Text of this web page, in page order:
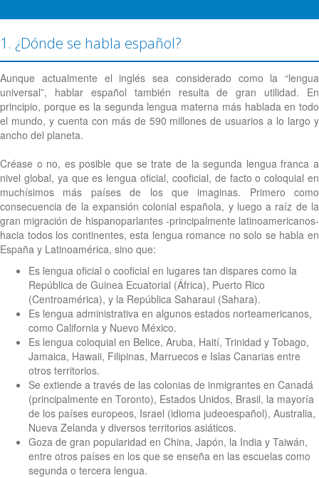
1. ¿Dónde se habla español?
Aunque actualmente el inglés sea considerado como la “lengua
universal”, hablar español también resulta de gran utilidad. En
principio, porque es la segunda lengua materna más hablada en todo
el mundo, y cuenta con más de 590 millones de usuarios a lo largo y
ancho del planeta.
Créase o no, es posible que se trate de la segunda lengua franca a
nivel global, ya que es lengua oficial, cooficial, de facto o coloquial en
muchísimos más países de los que imaginas. Primero como
consecuencia de la expansión colonial española, y luego a raíz de la
gran migración de hispanoparlantes -principalmente latinoamericanos-
hacia todos los continentes, esta lengua romance no solo se habla en
España y Latinoamérica, sino que:
Es lengua oficial o cooficial en lugares tan dispares como la
República de Guinea Ecuatorial (África), Puerto Rico
(Centroamérica), y la República Saharaui (Sahara).
Es lengua administrativa en algunos estados norteamericanos,
como California y Nuevo México.
Es lengua coloquial en Belice, Aruba, Haití, Trinidad y Tobago,
Jamaica, Hawaii, Filipinas, Marruecos e Islas Canarias entre
otros territorios.
Se extiende a través de las colonias de inmigrantes en Canadá
(principalmente en Toronto), Estados Unidos, Brasil, la mayoría
de los países europeos, Israel (idioma judeoespañol), Australia,
Nueva Zelanda y diversos territorios asiáticos.
Goza de gran popularidad en China, Japón, la India y Taiwán,
entre otros países en los que se enseña en las escuelas como
segunda o tercera lengua.